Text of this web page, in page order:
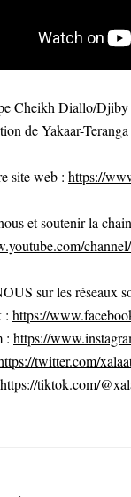
Cheikh Diallo/Djiby
de Yakaar-
site web : https://
et soutenir la
sur les réseaux
: https://
: https://
twitter.com/
https://tiktok.com/